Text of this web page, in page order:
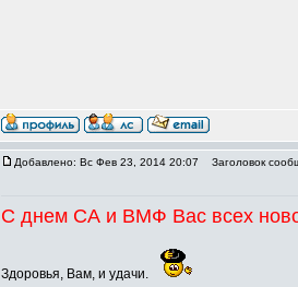
Добавлено: Вс Фев 23, 2014 20:07 Заголовок
С днем СА и ВМФ Вас всех
Здоровья, Вам, и удачи.